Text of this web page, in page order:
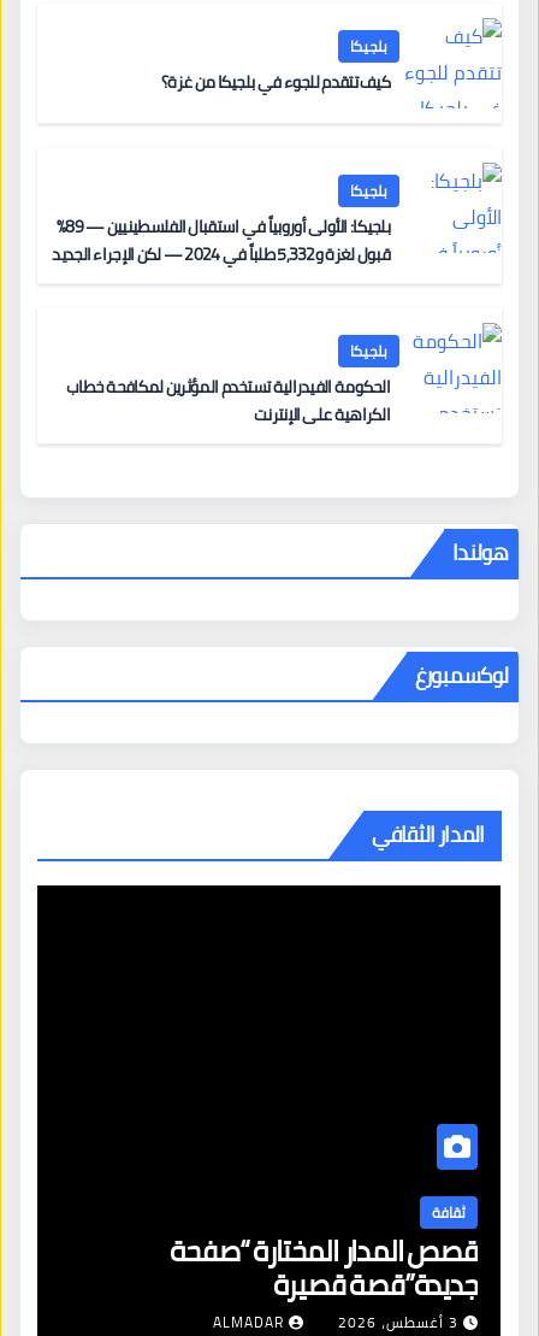
بلجيكا
كيف تتقدم للجوء في بلجيكا من غزة؟
بلجيكا
بلجيكا: الأولى أوروبياً في استقبال الفلسطينيين — 89%
قبول لغزة و5,332 طلباً في 2024 — لكن الإجراء الجديد
بلجيكا
الحكومة الفيدرالية تستخدم المؤثرين لمكافحة خطاب
الكراهية على الإنترنت
هولندا
لوكسمبورغ
المدار الثقافي
ثقافة
قصص المدار المختارة “صفحة
جديدة”قصة قصيرة
3 أغسطس، 2026 ALMADAR